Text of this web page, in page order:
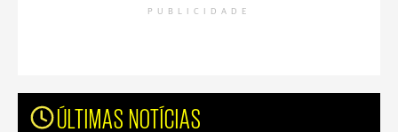
PUBLICIDADE
ÚLTIMAS NOTÍCIAS